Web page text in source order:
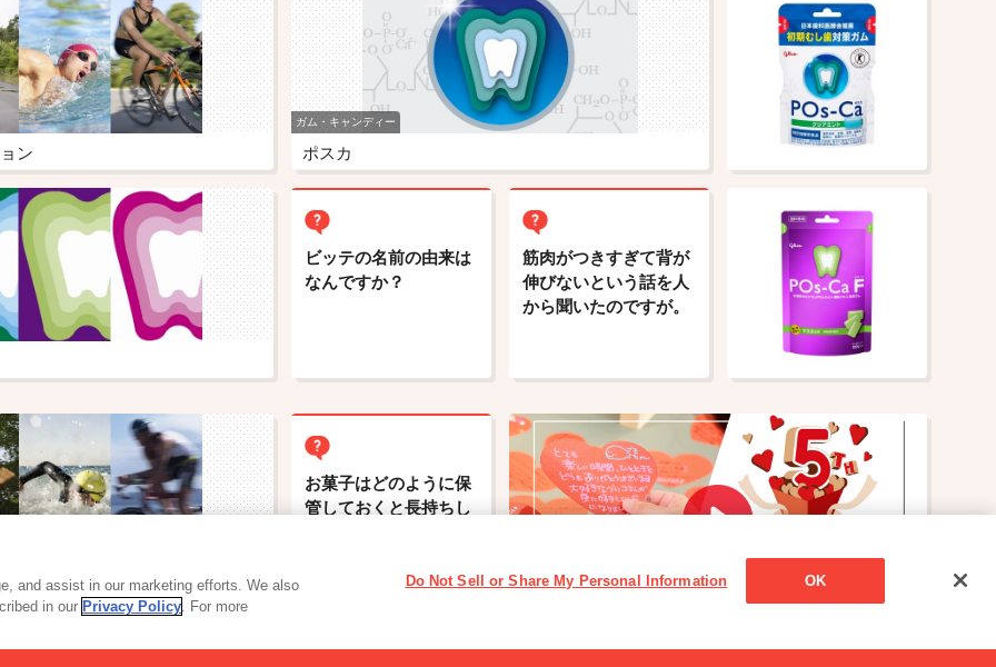
ン
ガム・キャンディー
ポスカ
ビッテの名前の由来は
なんですか？
筋肉がつきすぎて背が
伸びないという話を人
から聞いたのですが。
ン
お菓子はどのように保
管しておくと長持ちし
and assist in our marketing efforts. We also
in our Privacy Policy. For more
Do Not Sell or Share My Personal Information OK